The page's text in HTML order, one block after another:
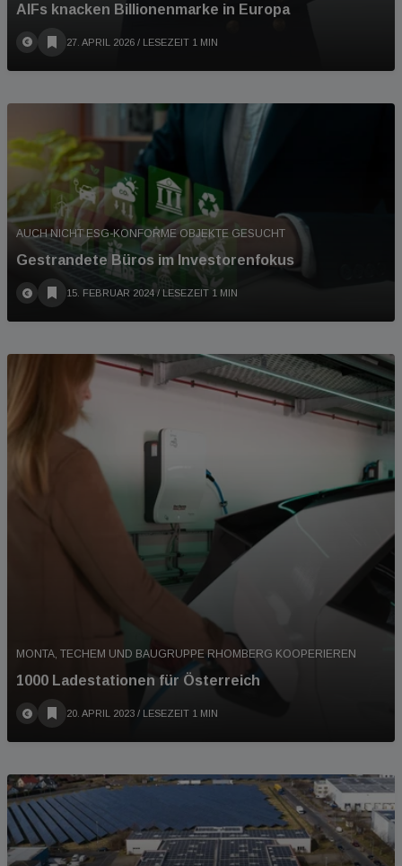
AIFs knacken Billionenmarke in Europa
27. APRIL 2026 / LESEZEIT 1 MIN
AUCH NICHT ESG-KONFORME OBJEKTE GESUCHT
Gestrandete Büros im Investorenfokus
15. FEBRUAR 2024 / LESEZEIT 1 MIN
MONTA, TECHEM UND BAUGRUPPE RHOMBERG KOOPERIEREN
1000 Ladestationen für Österreich
20. APRIL 2023 / LESEZEIT 1 MIN